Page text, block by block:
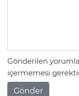
Gönderilen
içermemesi
Gönder